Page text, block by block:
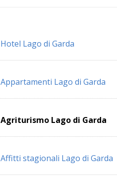
Hotel Lago di Garda
Appartamenti Lago di Garda
Agriturismo Lago di Garda
Affitti stagionali Lago di Garda